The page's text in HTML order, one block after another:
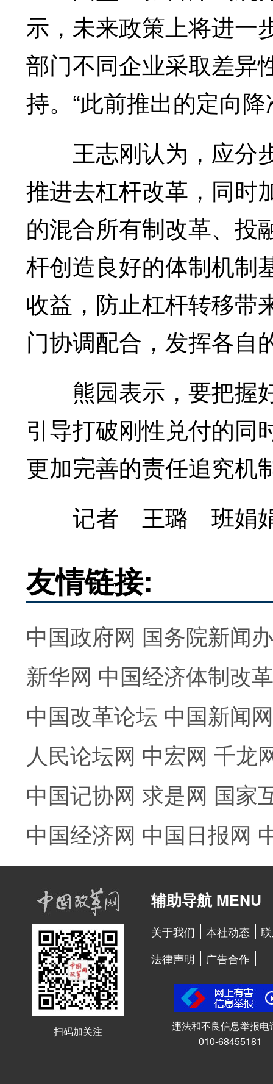
示，未来政策上将进一
部门不同企业采取差异
持。“此前推出的定向
王志刚认为，应分
推进去杠杆改革，同时
的混合所有制改革、投
杆创造良好的体制机制
收益，防止杠杆转移带
门协调配合，发挥各自
熊园表示，要把握
引导打破刚性兑付的同
更加完善的责任追究机
记者 王璐 班娟娟
友情链接:
中国政府网 国务院新闻
新华网 中国经济体制改
中国改革论坛 中国新闻网
人民论坛网 中宏网 千龙
中国记协网 求是网 国家
中国经济网 中国日报网
扫码加关注
辅助导航 MENU
关于我们 本社动态
法律声明
广告合作
违法和不良信息举报电
010-68455181